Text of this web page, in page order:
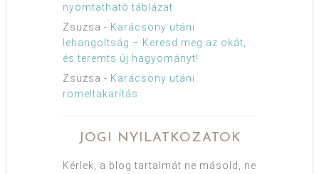
nyomtatható táblázat
Zsuzsa - Karácsony utáni
lehangoltság – Keresd meg az okát,
és teremts új hagyományt!
Zsuzsa - Karácsony utáni
romeltakarítás
JOGI NYILATKOZATOK
Kérlek, a blog tartalmát ne másold, ne